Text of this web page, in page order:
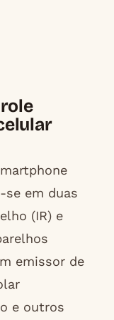
se em duas
(IR) e
emissor de
e outros